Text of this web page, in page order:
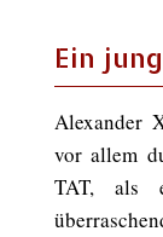
Ein
Alexander
vor allem
TAT, als